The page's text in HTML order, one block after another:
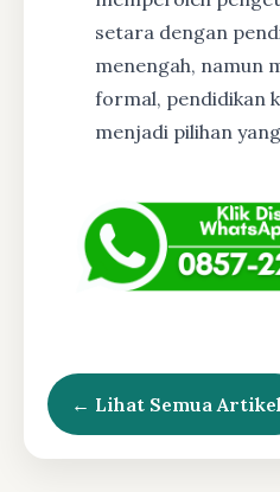
setara dengan
menengah, namun
formal, pendidikan
menjadi pilihan
← Lihat Semua Artikel